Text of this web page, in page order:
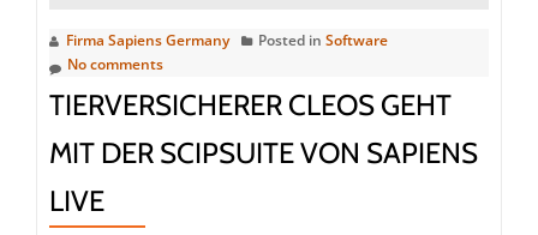
ausgezeichnet
Firma Sapiens Germany Posted in Software
No comments
TIERVERSICHERER CLEOS GEHT
MIT DER SCIPSUITE VON SAPIENS
LIVE